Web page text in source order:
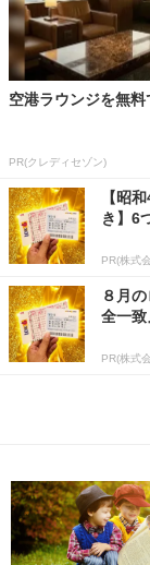
空港ラウンジを無
PR(クレディセゾン)
【昭
き】6
PR(株式
８月
全一
PR(株式